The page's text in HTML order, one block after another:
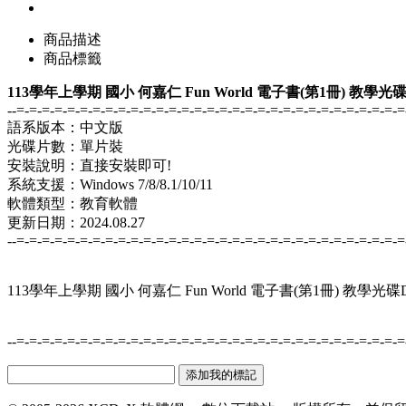
商品描述
商品標籤
113學年上學期 國小 何嘉仁 Fun World 電子書(第1冊) 教學光
--=-=-=-=-=-=-=-=-=-=-=-=-=-=-=-=-=-=-=-=-=-=-=-=-=-=-=-=-=-=-
語系版本：中文版
光碟片數：單片裝
安裝說明：直接安裝即可!
系統支援：Windows 7/8/8.1/10/11
軟體類型：教育軟體
更新日期：2024.08.27
--=-=-=-=-=-=-=-=-=-=-=-=-=-=-=-=-=-=-=-=-=-=-=-=-=-=-=-=-=-=-
113學年上學期 國小 何嘉仁 Fun World 電子書(第1冊) 教學光碟
--=-=-=-=-=-=-=-=-=-=-=-=-=-=-=-=-=-=-=-=-=-=-=-=-=-=-=-=-=-=-